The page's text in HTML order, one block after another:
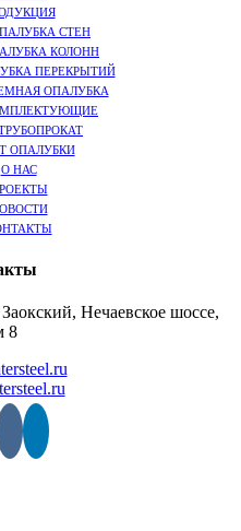
СТЕН
КОЛОНН
ПЕРЕКРЫТИЙ
ОПАЛУБКА
ОПАЛУБКИ
О НАС
Нечаевское шоссе,
8